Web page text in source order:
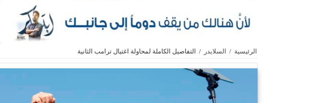
الرئيسية / السلايدر / التفاصيل الكاملة لمحاولة اغتيال ترامب الثانية